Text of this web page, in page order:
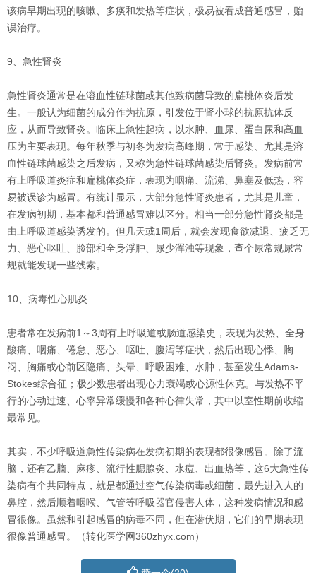
该病早期出现的咳嗽、多痰和发热等症状，极易被看成普通感冒，贻
误治疗。
9、急性肾炎
急性肾炎通常是在溶血性链球菌或其他致病菌导致的扁桃体炎后发
生。一般认为细菌的成分作为抗原，引发位于肾小球的抗原抗体反
应，从而导致肾炎。临床上急性起病，以水肿、血尿、蛋白尿和高血
压为主要表现。每年秋季与初冬为发病高峰期，常于感染、尤其是溶
血性链球菌感染之后发病，又称为急性链球菌感染后肾炎。发病前常
有上呼吸道炎症和扁桃体炎症，表现为咽痛、流涕、鼻塞及低热，容
易被误诊为感冒。有统计显示，大部分急性肾炎患者，尤其是儿童，
在发病初期，基本都和普通感冒难以区分。相当一部分急性肾炎都是
由上呼吸道感染诱发的。但几天或1周后，就会发现食欲减退、疲乏无
力、恶心呕吐、脸部和全身浮肿、尿少浑浊等现象，查个尿常规尿常
规就能发现一些线索。
10、病毒性心肌炎
患者常在发病前1～3周有上呼吸道或肠道感染史，表现为发热、全身
酸痛、咽痛、倦怠、恶心、呕吐、腹泻等症状，然后出现心悸、胸
闷、胸痛或心前区隐痛、头晕、呼吸困难、水肿，甚至发生Adams-
Stokes综合征；极少数患者出现心力衰竭或心源性休克。与发热不平
行的心动过速、心率异常缓慢和各种心律失常，其中以室性期前收缩
最常见。
其实，不少呼吸道急性传染病在发病初期的表现都很像感冒。除了流
脑，还有乙脑、麻疹、流行性腮腺炎、水痘、出血热等，这6大急性传
染病有个共同特点，就是都通过空气传染病毒或细菌，最先进入人的
鼻腔，然后顺着咽喉、气管等呼吸器官侵害人体，这种发病情况和感
冒很像。虽然和引起感冒的病毒不同，但在潜伏期，它们的早期表现
很像普通感冒。（转化医学网360zhyx.com）